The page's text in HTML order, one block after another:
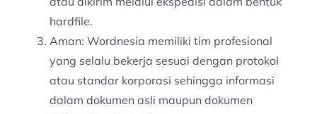
hardfile.
Aman: Wordnesia memiliki tim profesional
yang selalu bekerja sesuai dengan protokol
atau standar korporasi sehingga informasi
dalam dokumen asli maupun dokumen